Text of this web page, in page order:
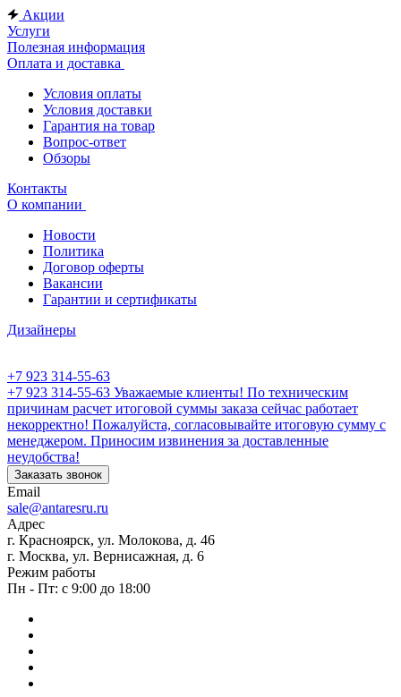
Акции
Услуги
Полезная информация
Оплата и доставка
Условия оплаты
Условия доставки
Гарантия на товар
Вопрос-ответ
Обзоры
Контакты
О компании
Новости
Политика
Договор оферты
Вакансии
Гарантии и сертификаты
Дизайнеры
+7 923 314-55-63
+7 923 314-55-63 Уважаемые клиенты! По техническим
причинам расчет итоговой суммы заказа сейчас работает
некорректно! Пожалуйста, согласовывайте итоговую сумму с
менеджером. Приносим извинения за доставленные
неудобства!
Заказать звонок
Email
sale@antaresru.ru
Адрес
г. Красноярск, ул. Молокова, д. 46
г. Москва, ул. Вернисажная, д. 6
Режим работы
Пн - Пт: с 9:00 до 18:00